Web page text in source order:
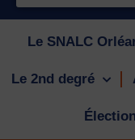
Le SNALC
Le 2nd degré